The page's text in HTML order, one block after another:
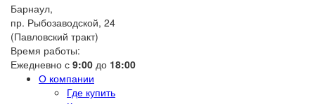
Барнаул,
пр. Рыбозаводской, 24
(Павловский тракт)
Время работы:
Ежедневно с 9:00 до 18:00
О компании
Где купить